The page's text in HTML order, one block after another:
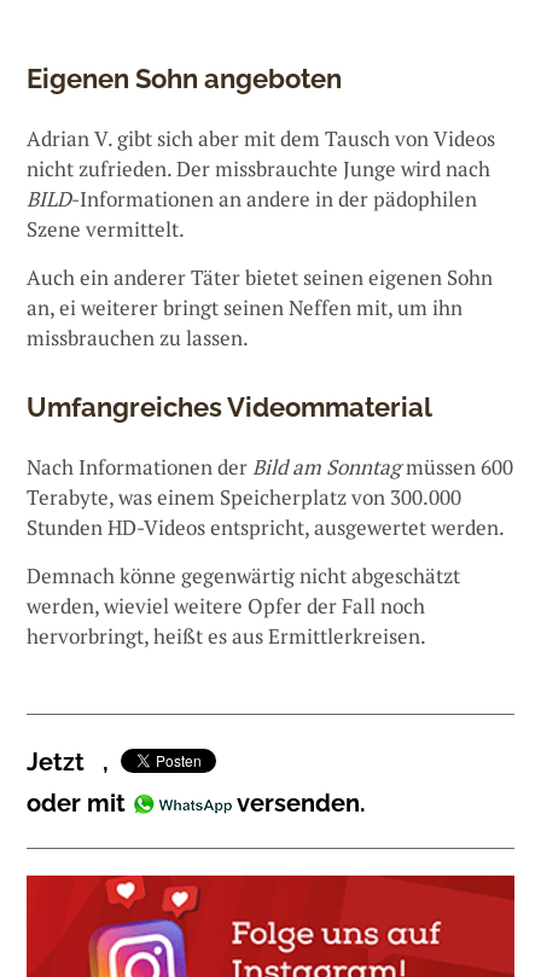
Eigenen Sohn angeboten
Adrian V. gibt sich aber mit dem Tausch von Videos
nicht zufrieden. Der missbrauchte Junge wird nach
BILD-Informationen an andere in der pädophilen
Szene vermittelt.
Auch ein anderer Täter bietet seinen eigenen Sohn
an, ei weiterer bringt seinen Neffen mit, um ihn
missbrauchen zu lassen.
Umfangreiches Videommaterial
Nach Informationen derBild am Sonntagmüssen 600
Terabyte, was einem Speicherplatz von 300.000
Stunden HD-Videos entspricht, ausgewertet werden.
Demnach könne gegenwärtig nicht abgeschätzt
werden, wieviel weitere Opfer der Fall noch
hervorbringt, heißt es aus Ermittlerkreisen.
Jetzt
,
oder mit
versenden.